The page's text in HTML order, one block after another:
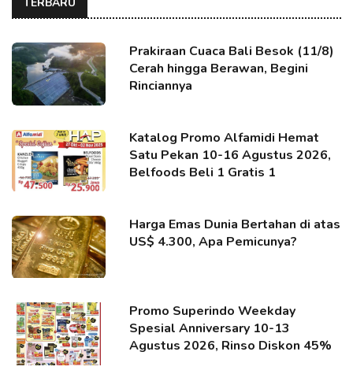
Prakiraan Cuaca Bali Besok (11/8)
Cerah hingga Berawan, Begini
Rinciannya
Katalog Promo Alfamidi Hemat
Satu Pekan 10-16 Agustus 2026,
Belfoods Beli 1 Gratis 1
Harga Emas Dunia Bertahan di atas
US$ 4.300, Apa Pemicunya?
Promo Superindo Weekday
Spesial Anniversary 10-13
Agustus 2026, Rinso Diskon 45%